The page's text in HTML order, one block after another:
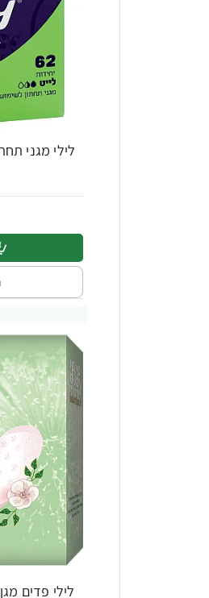
לילי מגני
לילי פדים מגן